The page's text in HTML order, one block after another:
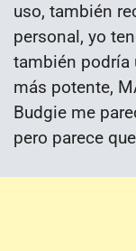
uso, también
personal, yo
también podría
más potente,
Budgie me
pero parece